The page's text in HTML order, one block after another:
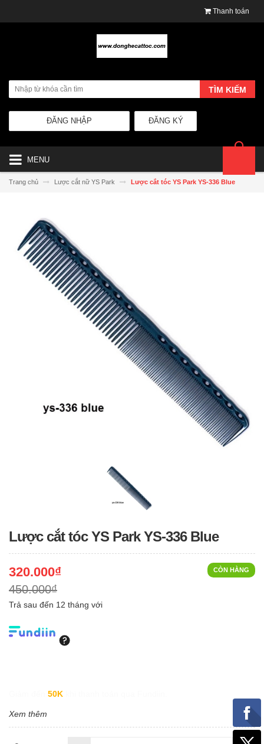
Thanh toán
TÌM KIẾM
ĐĂNG KÝ
ĐĂNG NHẬP
MENU
Trang chủ Lược cắt nữ YS Park Lược cắt tóc YS Park YS-336 Blue
Lược cắt tóc YS Park YS-336 Blue
CÒN HÀNG
320.000₫
450.000₫
Trả sau đến 12 tháng với
50K
Xem thêm